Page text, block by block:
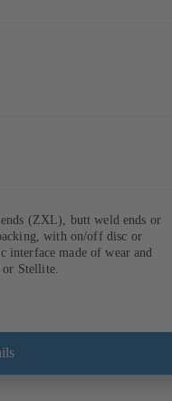
(ZXL), butt weld ends or
with on/off disc or
interface made of wear and
Stellite.